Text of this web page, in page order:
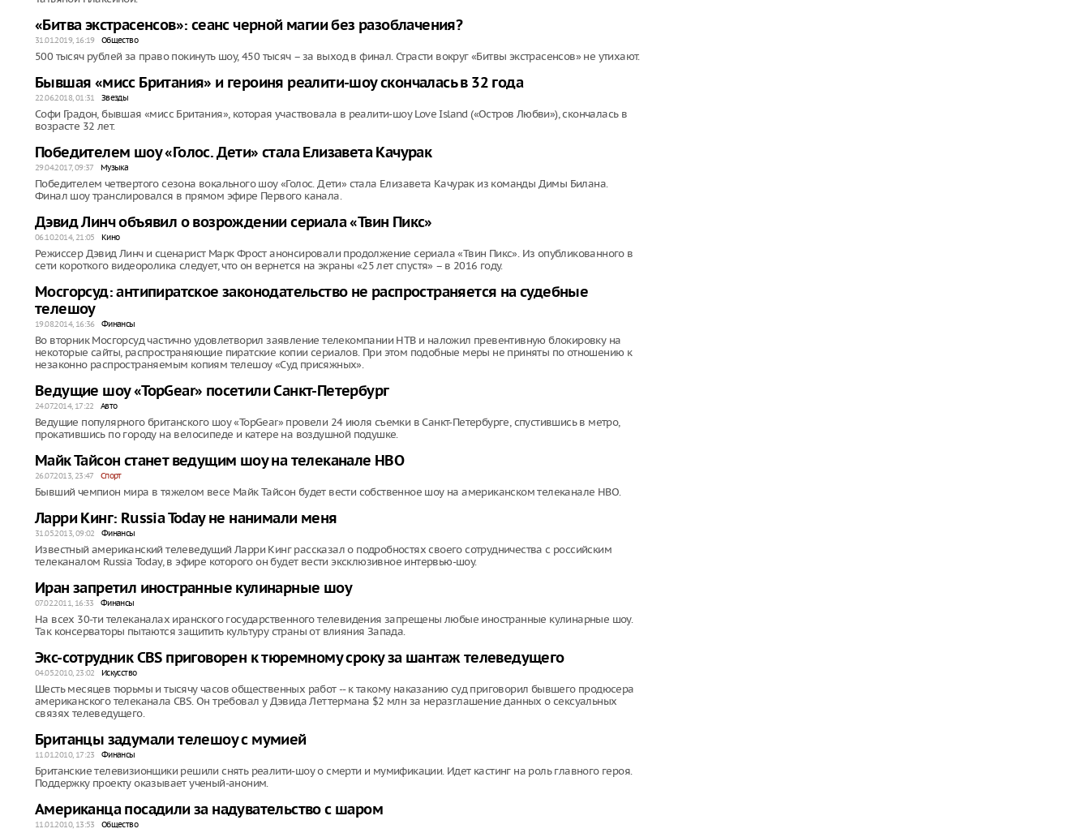
«Битва экстрасенсов»: сеанс черной магии без разоблачения?
31.01.2019, 16:19 Общество
500 тысяч рублей за право покинуть шоу, 450 тысяч – за выход в финал. Страсти вокруг «Битвы экстрасенсов» не утихают.
Бывшая «мисс Британия» и героиня реалити-шоу скончалась в 32 года
22.06.2018, 01:31 Звезды
Софи Градон, бывшая «мисс Британия», которая участвовала в реалити-шоу Love Island («Остров Любви»), скончалась в
возрасте 32 лет.
Победителем шоу «Голос. Дети» стала Елизавета Качурак
29.04.2017, 09:37 Музыка
Победителем четвертого сезона вокального шоу «Голос. Дети» стала Елизавета Качурак из команды Димы Билана.
Финал шоу транслировался в прямом эфире Первого канала.
Дэвид Линч объявил о возрождении сериала «Твин Пикс»
06.10.2014, 21:05 Кино
Режиссер Дэвид Линч и сценарист Марк Фрост анонсировали продолжение сериала «Твин Пикс». Из опубликованного в
сети короткого видеоролика следует, что он вернется на экраны «25 лет спустя» – в 2016 году.
Мосгорсуд: антипиратское законодательство не распространяется на судебные
телешоу
19.08.2014, 16:36 Финансы
Во вторник Мосгорсуд частично удовлетворил заявление телекомпании НТВ и наложил превентивную блокировку на
некоторые сайты, распространяющие пиратские копии сериалов. При этом подобные меры не приняты по отношению к
незаконно распространяемым копиям телешоу «Суд присяжных».
Ведущие шоу «TopGear» посетили Санкт-Петербург
24.07.2014, 17:22 Авто
Ведущие популярного британского шоу «TopGear» провели 24 июля съемки в Санкт-Петербурге, спустившись в метро,
прокатившись по городу на велосипеде и катере на воздушной подушке.
Майк Тайсон станет ведущим шоу на телеканале HBO
26.07.2013, 23:47 Спорт
Бывший чемпион мира в тяжелом весе Майк Тайсон будет вести собственное шоу на американском телеканале HBO.
Ларри Кинг: Russia Today не нанимали меня
31.05.2013, 09:02 Финансы
Известный американский телеведущий Ларри Кинг рассказал о подробностях своего сотрудничества с российским
телеканалом Russia Today, в эфире которого он будет вести эксклюзивное интервью-шоу.
Иран запретил иностранные кулинарные шоу
07.02.2011, 16:33 Финансы
На всех 30-ти телеканалах иранского государственного телевидения запрещены любые иностранные кулинарные шоу.
Так консерваторы пытаются защитить культуру страны от влияния Запада.
Экс-сотрудник CBS приговорен к тюремному сроку за шантаж телеведущего
04.05.2010, 23:02 Искусство
Шесть месяцев тюрьмы и тысячу часов общественных работ -- к такому наказанию суд приговорил бывшего продюсера
американского телеканала CBS. Он требовал у Дэвида Леттермана $2 млн за неразглашение данных о сексуальных
связях телеведущего.
Британцы задумали телешоу с мумией
11.01.2010, 17:23 Финансы
Британские телевизионщики решили снять реалити-шоу о смерти и мумификации. Идет кастинг на роль главного героя.
Поддержку проекту оказывает ученый-аноним.
Американца посадили за надувательство с шаром
11.01.2010, 13:53 Общество